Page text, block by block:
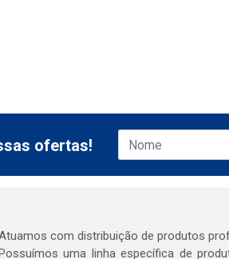
ofertas!
com distribuição de produtos
uma linha específica de